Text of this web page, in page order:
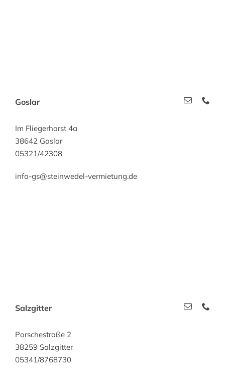
Goslar
Im Fliegerhorst 4a
38642 Goslar
05321/42308
info-gs@steinwedel-vermietung.de
Salzgitter
Porschestraße 2
38259 Salzgitter
05341/8768730